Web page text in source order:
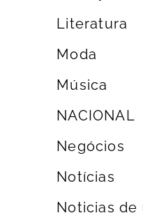
Literatura
Moda
Música
NACIONAL
Negócios
Notícias
Noticias de